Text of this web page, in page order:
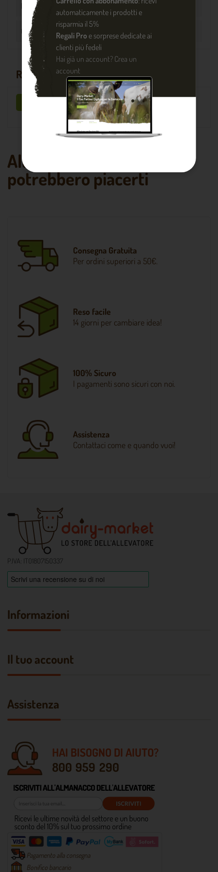
Materiale Ghisa
Con valvola
RECENSIONI
Sii il primo a scrivere una recensione !
Altri prodotti che
potrebbero piacerti
Consegna Gratuita
Per ordini superiori a 50€.
Reso facile
14 giorni per cambiare idea!
100% Sicuro
I pagamenti sono sicuri con noi.
Assistenza
Contattaci come e quando vuoi!
P.IVA: IT01807150337
Informazioni
Il tuo account
Assistenza
HAI BISOGNO DI AIUTO?
800 959 290
automaticamente i prodotti e
risparmia il 5%
Regali Pro e sorprese dedicate ai
clienti più fedeli
Hai già un account? Crea un
account